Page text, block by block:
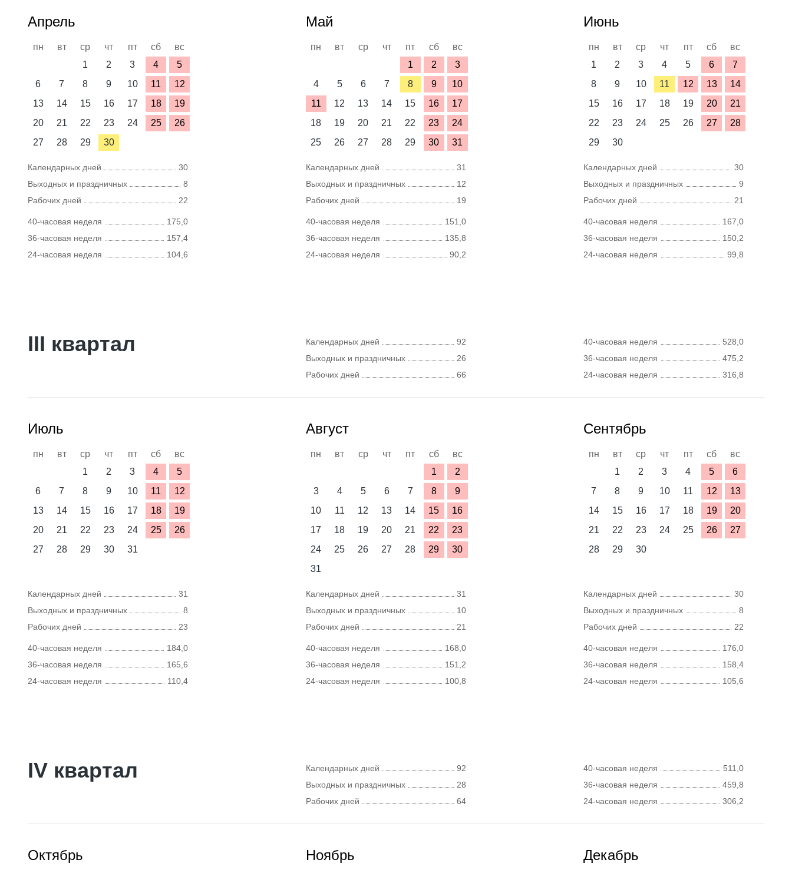
Апрель
пн вт ср чт пт сб
вс
1
2 3 4
5
6
7 8 9 10 11
12
13
14 15 16 17 18
19
20
21 22 23 24 25
26
27
28 29 30
Календарных дней
30
Выходных и праздничных
8
Рабочих дней
22
40-часовая неделя
175,0
36-часовая неделя
157,4
24-часовая неделя
104,6
Май
пн вт ср чт пт сб
вс
1
2
3
4
5 6 7 8 9
10
11
12 13 14 15 16
17
18
19 20 21 22 23
24
25
26 27 28 29 30 31
Календарных дней
31
Выходных и праздничных
12
Рабочих дней
19
40-часовая неделя
151,0
36-часовая неделя
135,8
24-часовая неделя
90,2
Июнь
пн вт ср чт пт сб
вс
1
2 3 4 5 6
7
8
9 10 11 12 13
14
15
16 17 18 19 20
21
22
23 24 25 26 27
28
29
30
Календарных дней
30
Выходных и праздничных
9
Рабочих дней
21
40-часовая неделя
167,0
36-часовая неделя
150,2
24-часовая неделя
99,8
III квартал Календарных дней
92
Выходных и праздничных
26
Рабочих дней
66
40-часовая неделя
528,0
36-часовая неделя
475,2
24-часовая неделя
316,8
Июль
пн вт ср чт пт сб
вс
1
2 3 4
5
6
7 8 9 10 11
12
13
14 15 16 17 18
19
20
21 22 23 24 25
26
27
28 29 30 31
Календарных дней
31
Выходных и праздничных
8
Рабочих дней
23
40-часовая неделя
184,0
36-часовая неделя
165,6
24-часовая неделя
110,4
Август
пн вт ср чт пт сб
вс
1
2
3
4 5 6 7 8
9
10
11 12 13 14 15
16
17
18 19 20 21 22
23
24
25 26 27 28 29
30
31
Календарных дней
31
Выходных и праздничных
10
Рабочих дней
21
40-часовая неделя
168,0
36-часовая неделя
151,2
24-часовая неделя
100,8
Сентябрь
пн вт ср чт пт сб
вс
1
2 3 4 5
6
7
8 9 10 11 12
13
14
15 16 17 18 19
20
21
22 23 24 25 26
27
28
29 30
Календарных дней
30
Выходных и праздничных
8
Рабочих дней
22
40-часовая неделя
176,0
36-часовая неделя
158,4
24-часовая неделя
105,6
IV квартал Календарных дней
92
Выходных и праздничных
28
Рабочих дней
64
40-часовая неделя
511,0
36-часовая неделя
459,8
24-часовая неделя
306,2
Октябрь Ноябрь Декабрь